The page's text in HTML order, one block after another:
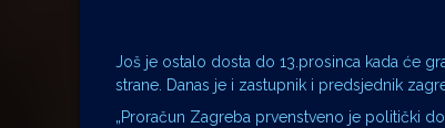
Još je ostalo dosta do 13.prosinca kada će
strane. Danas je i zastupnik i predsjednik
„Proračun Zagreba prvenstveno je politički